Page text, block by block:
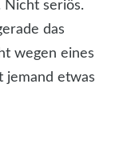
Nicht seriös.
das
wegen eines
jemand etwas